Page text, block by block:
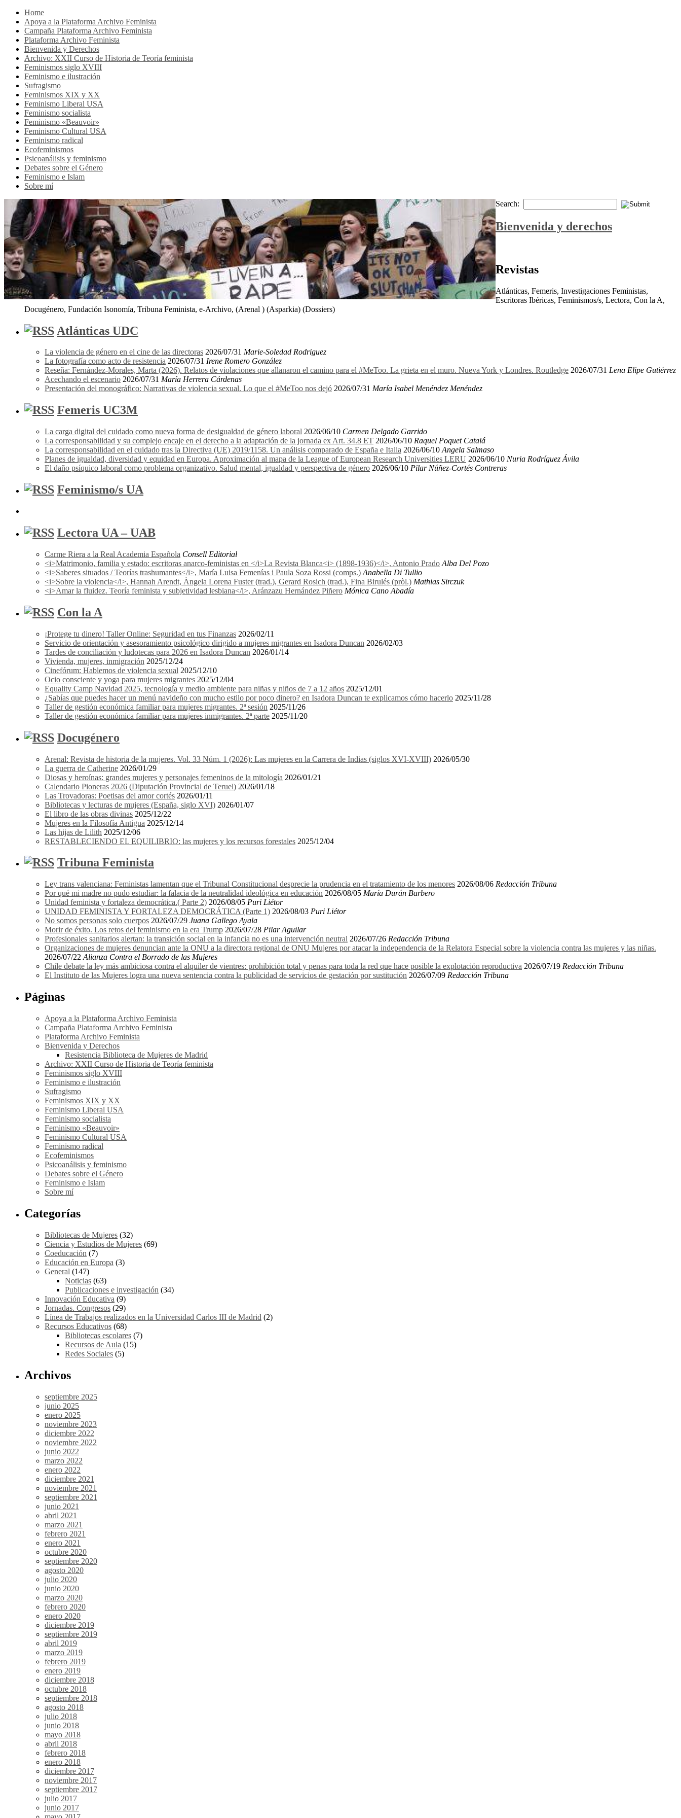
Home
Apoya a la Plataforma Archivo Feminista
Campaña Plataforma Archivo Feminista
Plataforma Archivo Feminista
Bienvenida y Derechos
Archivo: XXII Curso de Historia de Teoría feminista
Feminismos siglo XVIII
Feminismo e ilustración
Sufragismo
Feminismos XIX y XX
Feminismo Liberal USA
Feminismo socialista
Feminismo «Beauvoir»
Feminismo Cultural USA
Feminismo radical
Ecofeminismos
Psicoanálisis y feminismo
Debates sobre el Género
Feminismo e Islam
Sobre mí
Search:
Bienvenida y derechos
Revistas
Atlánticas, Femeris, Investigaciones Feministas,
Escritoras Ibéricas, Feminismos/s, Lectora, Con la A,
Docugénero, Fundación Isonomía, Tribuna Feminista, e-Archivo, (Arenal ) (Asparkia) (Dossiers)
Atlánticas UDC
La violencia de género en el cine de las directoras 2026/07/31 Marie-Soledad Rodriguez
La fotografía como acto de resistencia 2026/07/31 Irene Romero González
Reseña: Fernández-Morales, Marta (2026). Relatos de violaciones que allanaron el camino para el #MeToo. La grieta en el muro. Nueva York y Londres. Routledge 2026/07/31 Lena Elipe Gutiérrez
Acechando el escenario 2026/07/31 María Herrera Cárdenas
Presentación del monográfico: Narrativas de violencia sexual. Lo que el #MeToo nos dejó 2026/07/31 María Isabel Menéndez Menéndez
Femeris UC3M
La carga digital del cuidado como nueva forma de desigualdad de género laboral 2026/06/10 Carmen Delgado Garrido
La corresponsabilidad y su complejo encaje en el derecho a la adaptación de la jornada ex Art. 34.8 ET 2026/06/10 Raquel Poquet Catalá
La corresponsabilidad en el cuidado tras la Directiva (UE) 2019/1158. Un análisis comparado de España e Italia 2026/06/10 Angela Salmaso
Planes de igualdad, diversidad y equidad en Europa. Aproximación al mapa de la League of European Research Universities LERU 2026/06/10 Nuria Rodríguez Ávila
El daño psíquico laboral como problema organizativo. Salud mental, igualdad y perspectiva de género 2026/06/10 Pilar Núñez-Cortés Contreras
Feminismo/s UA
Lectora UA – UAB
Carme Riera a la Real Academia Española Consell Editorial
<i>Matrimonio, familia y estado: escritoras anarco-feministas en </i>La Revista Blanca<i> (1898-1936)</i>, Antonio Prado Alba Del Pozo
<i>Saberes situados / Teorías trashumantes</i>, María Luisa Femenías i Paula Soza Rossi (comps.) Anabella Di Tullio
<i>Sobre la violencia</i>, Hannah Arendt, Àngela Lorena Fuster (trad.), Gerard Rosich (trad.), Fina Birulés (pròl.) Mathias Sirczuk
<i>Amar la fluidez. Teoría feminista y subjetividad lesbiana</i>, Aránzazu Hernández Piñero Mónica Cano Abadía
Con la A
¡Protege tu dinero! Taller Online: Seguridad en tus Finanzas 2026/02/11
Servicio de orientación y asesoramiento psicológico dirigido a mujeres migrantes en Isadora Duncan 2026/02/03
Tardes de conciliación y ludotecas para 2026 en Isadora Duncan 2026/01/14
Vivienda, mujeres, inmigración 2025/12/24
Cinefórum: Hablemos de violencia sexual 2025/12/10
Ocio consciente y yoga para mujeres migrantes 2025/12/04
Equality Camp Navidad 2025, tecnología y medio ambiente para niñas y niños de 7 a 12 años 2025/12/01
¿Sabías que puedes hacer un menú navideño con mucho estilo por poco dinero? en Isadora Duncan te explicamos cómo hacerlo 2025/11/28
Taller de gestión económica familiar para mujeres migrantes. 2ª sesión 2025/11/26
Taller de gestión económica familiar para mujeres inmigrantes. 2ª parte 2025/11/20
Docugénero
Arenal: Revista de historia de la mujeres. Vol. 33 Núm. 1 (2026): Las mujeres en la Carrera de Indias (siglos XVI-XVIII) 2026/05/30
La guerra de Catherine 2026/01/29
Diosas y heroínas: grandes mujeres y personajes femeninos de la mitología 2026/01/21
Calendario Pioneras 2026 (Diputación Provincial de Teruel) 2026/01/18
Las Trovadoras: Poetisas del amor cortés 2026/01/11
Bibliotecas y lecturas de mujeres (España, siglo XVI) 2026/01/07
El libro de las obras divinas 2025/12/22
Mujeres en la Filosofía Antigua 2025/12/14
Las hijas de Lilith 2025/12/06
RESTABLECIENDO EL EQUILIBRIO: las mujeres y los recursos forestales 2025/12/04
Tribuna Feminista
Ley trans valenciana: Feministas lamentan que el Tribunal Constitucional desprecie la prudencia en el tratamiento de los menores 2026/08/06 Redacción Tribuna
Por qué mi madre no pudo estudiar: la falacia de la neutralidad ideológica en educación 2026/08/05 María Durán Barbero
Unidad feminista y fortaleza democrática.( Parte 2) 2026/08/05 Puri Liétor
UNIDAD FEMINISTA Y FORTALEZA DEMOCRÁTICA (Parte 1) 2026/08/03 Puri Liétor
No somos personas solo cuerpos 2026/07/29 Juana Gallego Ayala
Morir de éxito. Los retos del feminismo en la era Trump 2026/07/28 Pilar Aguilar
Profesionales sanitarios alertan: la transición social en la infancia no es una intervención neutral 2026/07/26 Redacción Tribuna
Organizaciones de mujeres denuncian ante la ONU a la directora regional de ONU Mujeres por atacar la independencia de la Relatora Especial sobre la violencia contra las mujeres y las niñas.
2026/07/22 Alianza Contra el Borrado de las Mujeres
Chile debate la ley más ambiciosa contra el alquiler de vientres: prohibición total y penas para toda la red que hace posible la explotación reproductiva 2026/07/19 Redacción Tribuna
El Instituto de las Mujeres logra una nueva sentencia contra la publicidad de servicios de gestación por sustitución 2026/07/09 Redacción Tribuna
Páginas
Apoya a la Plataforma Archivo Feminista
Campaña Plataforma Archivo Feminista
Plataforma Archivo Feminista
Bienvenida y Derechos
Resistencia Biblioteca de Mujeres de Madrid
Archivo: XXII Curso de Historia de Teoría feminista
Feminismos siglo XVIII
Feminismo e ilustración
Sufragismo
Feminismos XIX y XX
Feminismo Liberal USA
Feminismo socialista
Feminismo «Beauvoir»
Feminismo Cultural USA
Feminismo radical
Ecofeminismos
Psicoanálisis y feminismo
Debates sobre el Género
Feminismo e Islam
Sobre mí
Categorías
Bibliotecas de Mujeres (32)
Ciencia y Estudios de Mujeres (69)
Coeducación (7)
Educación en Europa (3)
General (147)
Noticias (63)
Publicaciones e investigación (34)
Innovación Educativa (9)
Jornadas. Congresos (29)
Línea de Trabajos realizados en la Universidad Carlos III de Madrid (2)
Recursos Educativos (68)
Bibliotecas escolares (7)
Recursos de Aula (15)
Redes Sociales (5)
Archivos
septiembre 2025
junio 2025
enero 2025
noviembre 2023
diciembre 2022
noviembre 2022
junio 2022
marzo 2022
enero 2022
diciembre 2021
noviembre 2021
septiembre 2021
junio 2021
abril 2021
marzo 2021
febrero 2021
enero 2021
octubre 2020
septiembre 2020
agosto 2020
julio 2020
junio 2020
marzo 2020
febrero 2020
enero 2020
diciembre 2019
septiembre 2019
abril 2019
marzo 2019
febrero 2019
enero 2019
diciembre 2018
octubre 2018
septiembre 2018
agosto 2018
julio 2018
junio 2018
mayo 2018
abril 2018
febrero 2018
enero 2018
diciembre 2017
noviembre 2017
septiembre 2017
julio 2017
junio 2017